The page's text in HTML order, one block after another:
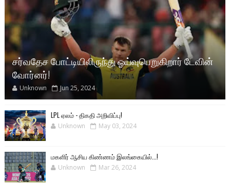
சர்வதேச போட்டியிலிருந்து ஓய்வுபெறுகிறார் டேவின்
வோர்னர்!
Unknown Jun 25, 2024
LPL ஏலம் - திகதி அறிவிப்பு!
Unknown May 03, 2024
மகளிர் ஆசிய கிண்ணம் இலங்கையில்...!
Unknown Mar 26, 2024